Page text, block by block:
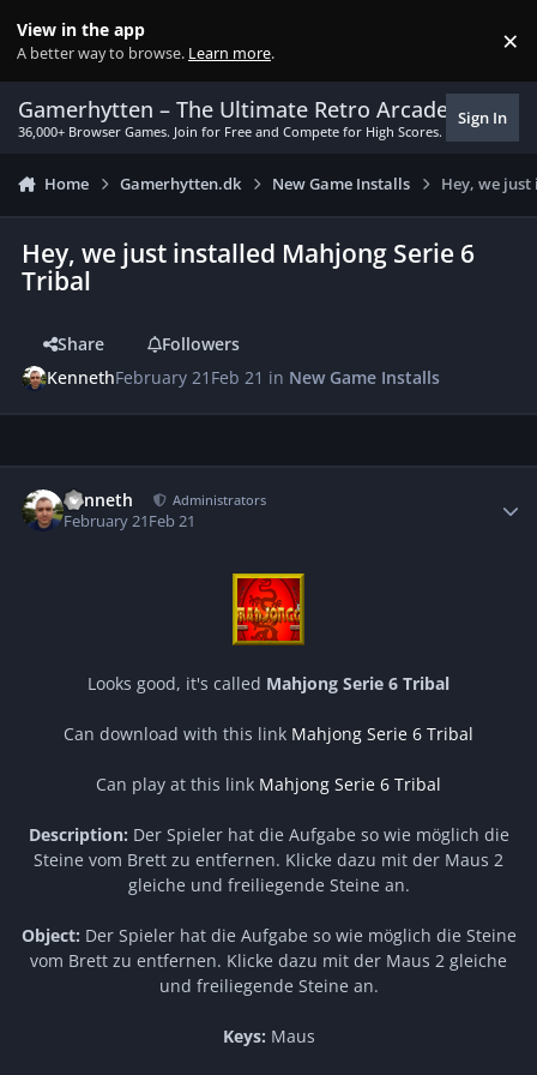
View in the app
A better way to browse. Learn more. ×
Gamerhytten – The Ultimate Retro Arcade
36,000+ Browser Games. Join for Free and Compete for High Scores.
Sign In
Home Gamerhytten.dk New Game Installs Hey, we
Hey, we just installed Mahjong Serie 6
Tribal
Share
Followers
KennethFebruary 21 Feb 21 in New Game Installs
Kenneth Administrators
February 21Feb 21
Looks good, it's called Mahjong Serie 6 Tribal
Can download with this link Mahjong Serie 6 Tribal
Can play at this link Mahjong Serie 6 Tribal
Description: Der Spieler hat die Aufgabe so wie möglich die
Steine vom Brett zu entfernen. Klicke dazu mit der Maus 2
gleiche und freiliegende Steine an.
Object: Der Spieler hat die Aufgabe so wie möglich die Steine
vom Brett zu entfernen. Klicke dazu mit der Maus 2 gleiche
und freiliegende Steine an.
Keys: Maus